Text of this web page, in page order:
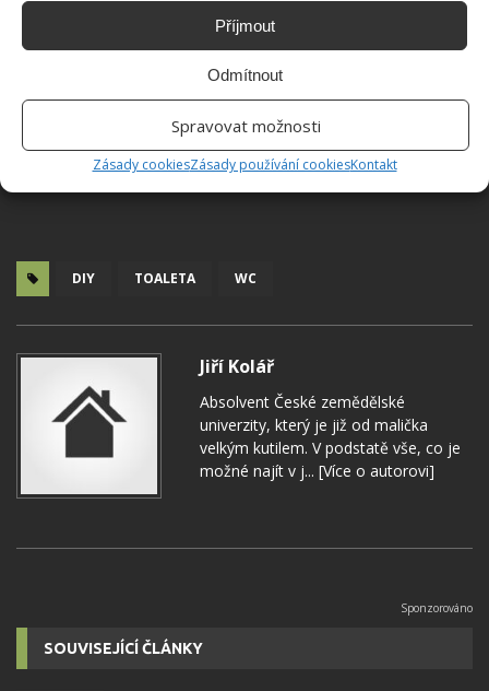
Příjmout
Odmítnout
Spravovat možnosti
Zásady cookiesZásady používání cookiesKontakt
DIY TOALETA WC
Jiří Kolář
Absolvent České zemědělské
univerzity, který je již od malička
velkým kutilem. V podstatě vše, co je
možné najít v j... [Více o autorovi]
SOUVISEJÍCÍ ČLÁNKY